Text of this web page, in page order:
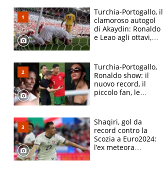
Turchia-Portogallo, il
clamoroso autogol
di Akaydin: Ronaldo
e Leao agli ottavi,
Turchia-Portogallo,
Ronaldo show: il
nuovo record, il
piccolo fan, le
IShowSpeed
Shaqiri, gol da
record contro la
Scozia a Euro2024:
l’ex meteora